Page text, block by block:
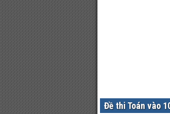
Đề thi Toán vào